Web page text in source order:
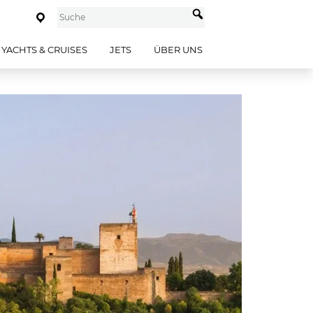
YACHTS & CRUISES JETS ÜBER UNS